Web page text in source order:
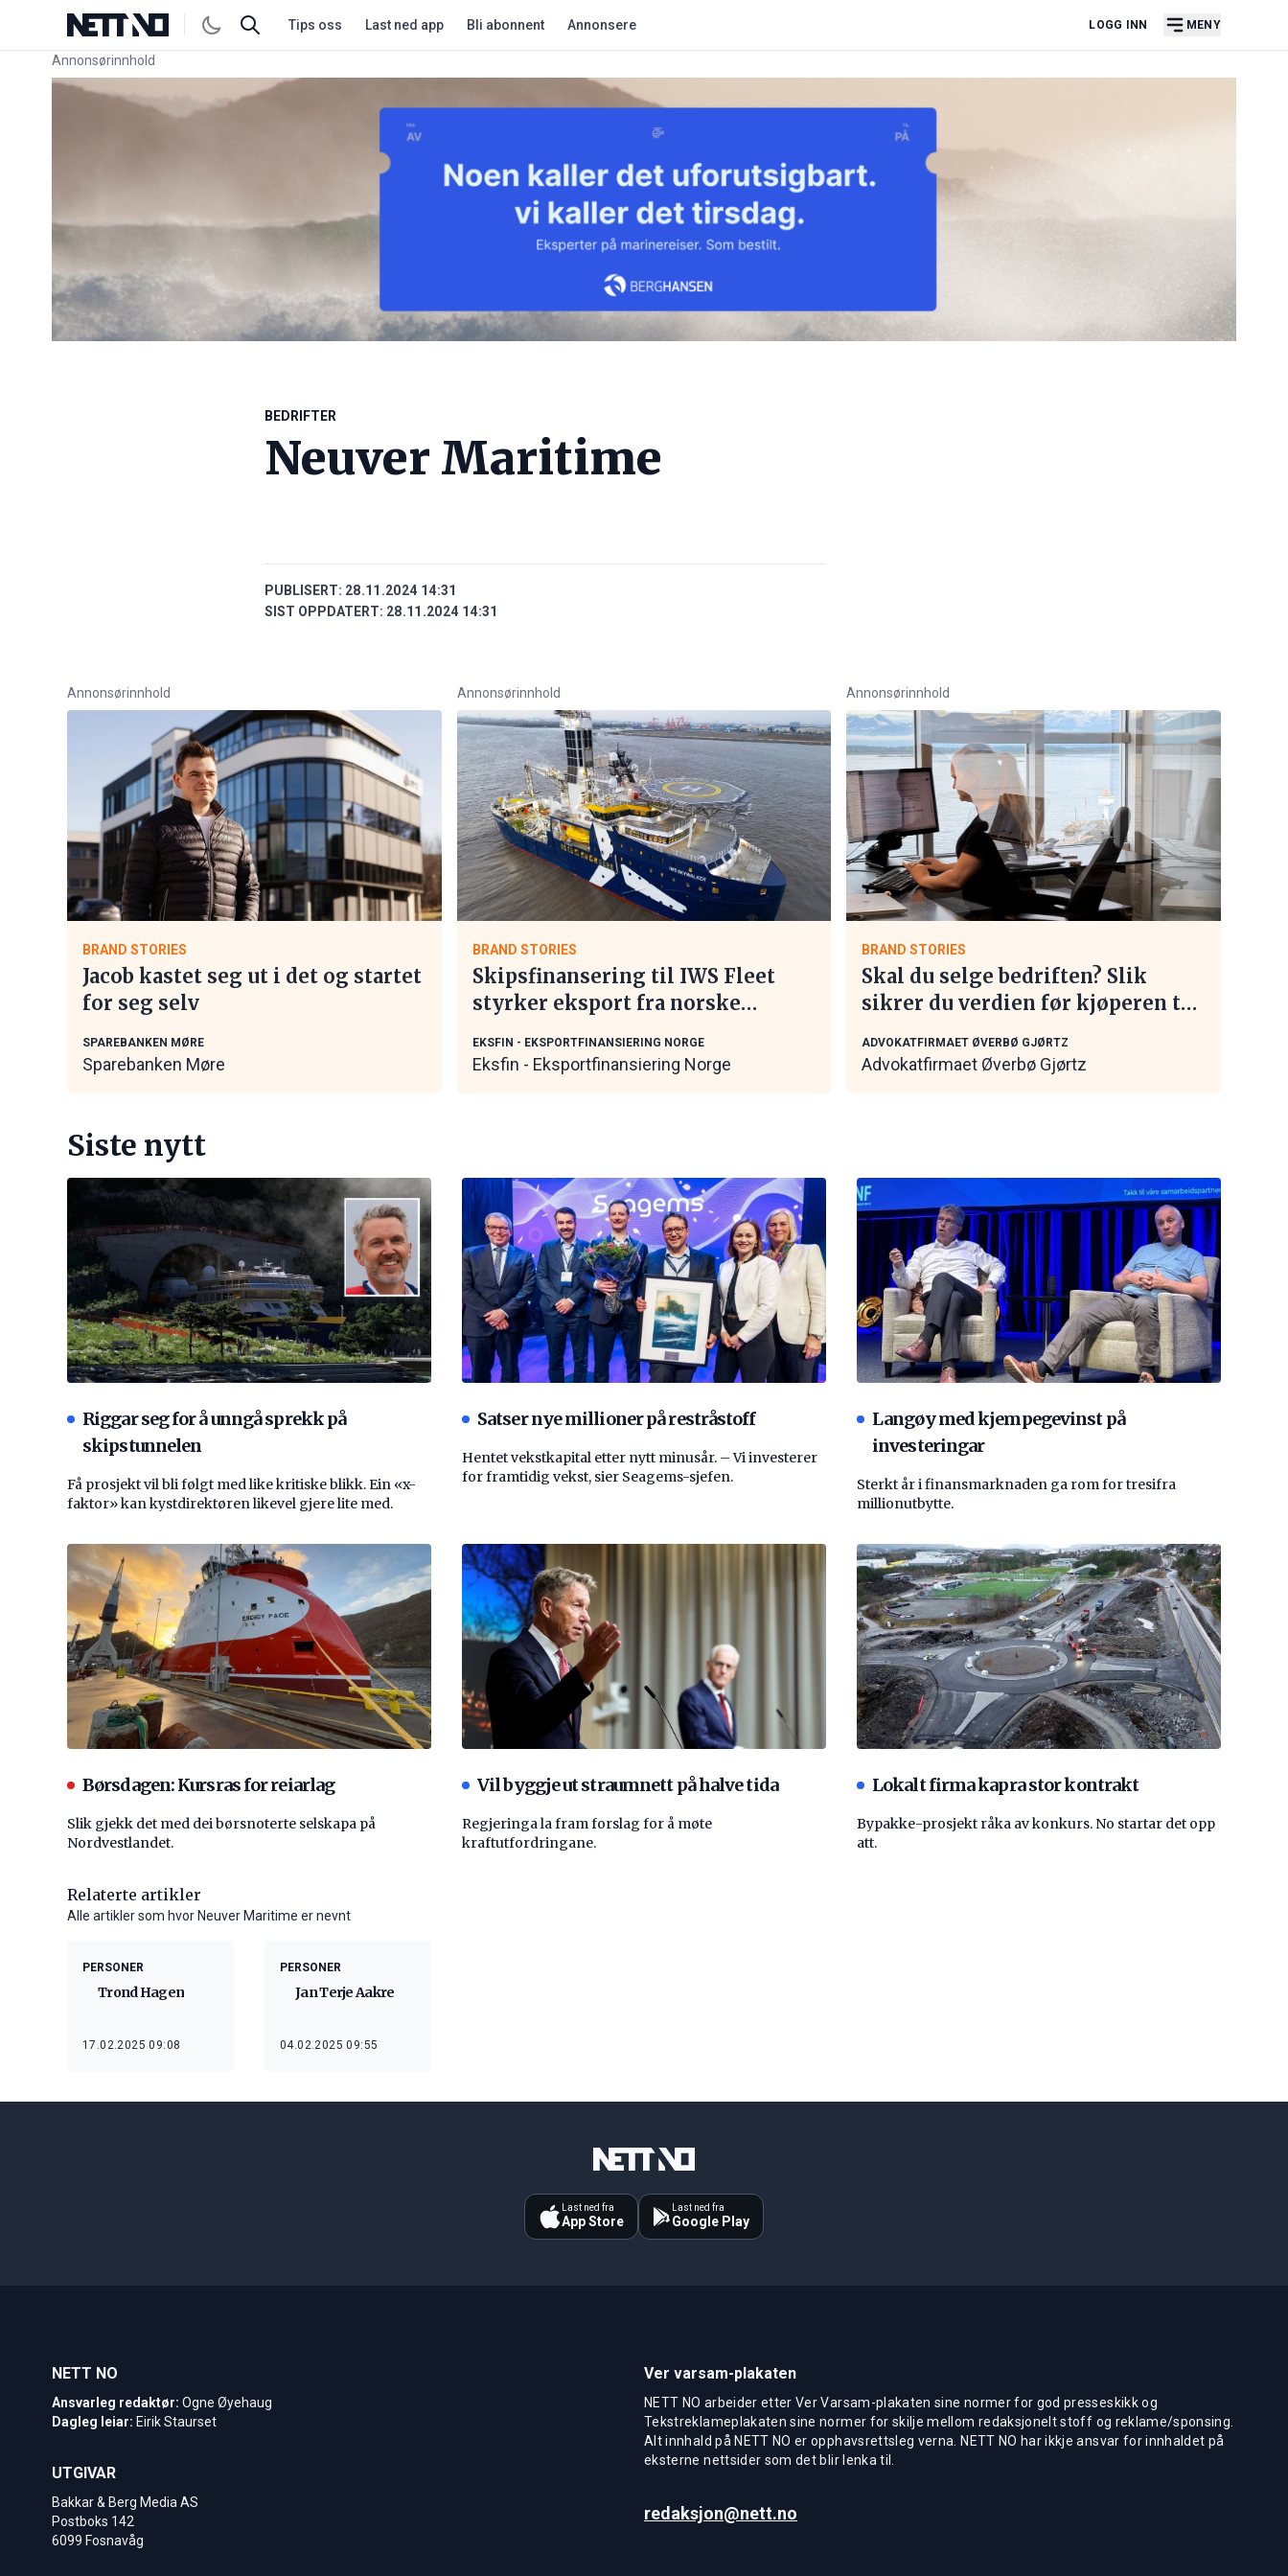
Tips oss Last ned app Bli abonnent Annonsere LOGG INN MENY
Annonsørinnhold
Link for annonse
BEDRIFTER
Neuver Maritime
PUBLISERT: 28.11.2024 14:31
SIST OPPDATERT: 28.11.2024 14:31
Annonsørinnhold
BRAND STORIES
Jacob kastet seg ut i det og startet
for seg selv
SPAREBANKEN MØRE
Sparebanken Møre
Annonsørinnhold
BRAND STORIES
Skipsfinansering til IWS Fleet
styrker eksport fra norske
EKSFIN - EKSPORTFINANSIERING NORGE
Eksfin - Eksportfinansiering Norge
Annonsørinnhold
BRAND STORIES
Skal du selge bedriften? Slik
sikrer du verdien før kjøperen tar
ADVOKATFIRMAET ØVERBØ GJØRTZ
Advokatfirmaet Øverbø Gjørtz
Siste nytt
Riggar seg for å unngå sprekk på
skipstunnelen
Få prosjekt vil bli følgt med like kritiske blikk. Ein «x-
faktor» kan kystdirektøren likevel gjere lite med.
Satser nye millioner på restråstoff
Hentet vekstkapital etter nytt minusår. – Vi investerer
for framtidig vekst, sier Seagems-sjefen.
Langøy med kjempegevinst på
investeringar
Sterkt år i finansmarknaden ga rom for tresifra
millionutbytte.
Børsdagen: Kursras for reiarlag
Slik gjekk det med dei børsnoterte selskapa på
Nordvestlandet.
Vil byggje ut straumnett på halve tida
Regjeringa la fram forslag for å møte
kraftutfordringane.
Lokalt firma kapra stor kontrakt
Bypakke-prosjekt råka av konkurs. No startar det opp
att.
Relaterte artikler
Alle artikler som hvor Neuver Maritime er nevnt
PERSONER
Trond Hagen
17.02.2025 09:08
PERSONER
Jan Terje Aakre
04.02.2025 09:55
Last ned fra
App Store
Last ned fra
Google Play
NETT NO
Ansvarleg redaktør: Ogne Øyehaug
Dagleg leiar: Eirik Staurset
UTGIVAR
Bakkar & Berg Media AS
Postboks 142
6099 Fosnavåg
Ver varsam-plakaten
NETT NO arbeider etter Ver Varsam-plakaten sine normer for god presseskikk og
Tekstreklameplakaten sine normer for skilje mellom redaksjonelt stoff og reklame/sponsing.
Alt innhald på NETT NO er opphavsrettsleg verna. NETT NO har ikkje ansvar for innhaldet på
eksterne nettsider som det blir lenka til.
redaksjon@nett.no